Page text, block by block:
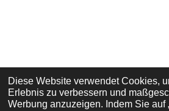
Diese Website verwendet Cookies,
Erlebnis zu verbessern und
Werbung anzuzeigen. Indem Sie auf